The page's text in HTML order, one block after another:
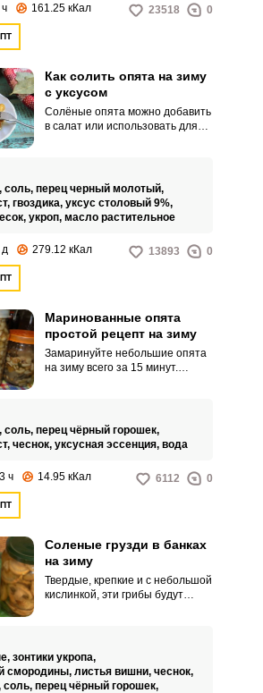
161.25 кКал 23518 0
Как солить опята на зиму
с уксусом
Солёные опята можно добавить
в салат или использовать для
виде закуски. Уксус для
заготовки лучше заменить его
яблочным, он и полезнее и
менее резкий, чем столовый.
соль, перец черный молотый,
гвоздика, уксус столовый 9%,
укроп, масло растительное
д 279.12 кКал 13893 0
Маринованные опята
простой рецепт на зиму
Замаринуйте небольшие опята
на зиму всего за 15 минут.
соль, перец чёрный горошек,
чеснок, уксусная эссенция, вода
ч 14.95 кКал 6112 0
Соленые грузди в банках
на зиму
Твердые, крепкие и с небольшой
кислинкой, эти грибы будут
горячим способом и в банках.
зонтики укропа,
смородины, листья вишни, чеснок,
соль, перец чёрный горошек,